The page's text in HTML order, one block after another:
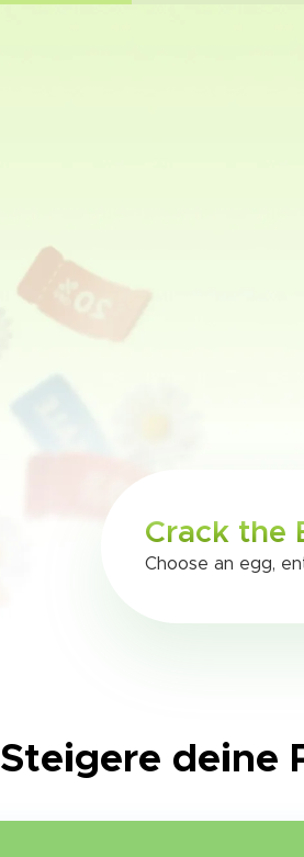
Crack the
Choose an egg,
Steigere deine